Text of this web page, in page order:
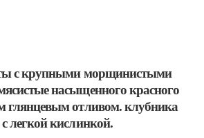
с крупными морщинистыми
насыщенного красного
глянцевым отливом. клубника
легкой кислинкой.